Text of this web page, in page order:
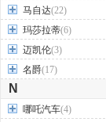
马自达(22)
玛莎拉蒂(6)
迈凯伦(3)
名爵(17)
N
哪吒汽车(4)